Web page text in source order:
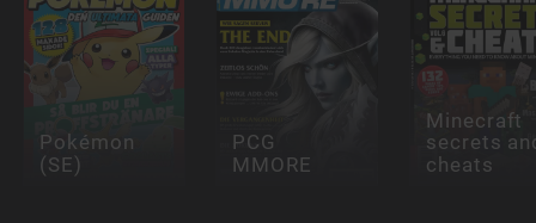
Pokémon
(SE)
PCG
MMORE
Minecraft
secrets
cheats